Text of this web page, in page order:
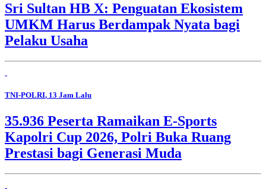
Sri Sultan HB X: Penguatan Ekosistem
UMKM Harus Berdampak Nyata bagi
Pelaku Usaha
TNI-POLRI, 13 Jam Lalu
35.936 Peserta Ramaikan E-Sports
Kapolri Cup 2026, Polri Buka Ruang
Prestasi bagi Generasi Muda